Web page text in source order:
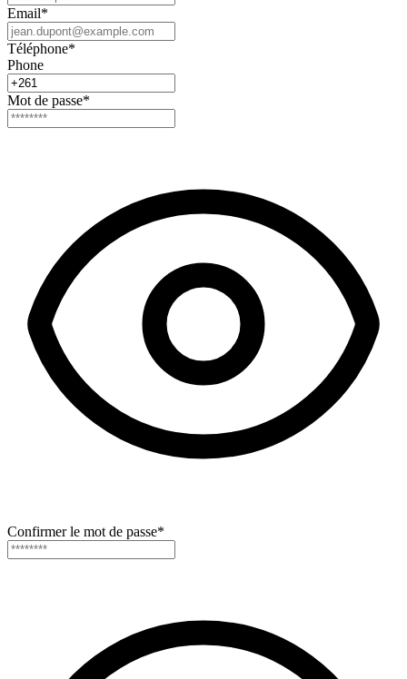
Email*
Téléphone*
Phone
Mot de passe*
Confirmer le mot de passe*